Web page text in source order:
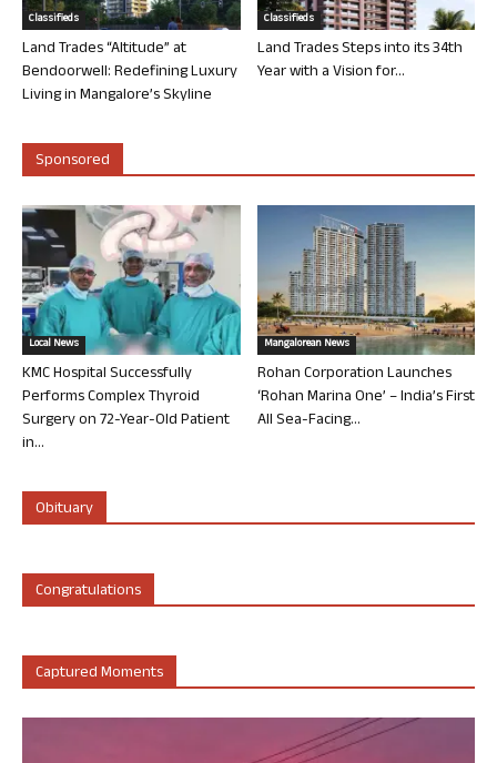
Classifieds
Land Trades “Altitude” at
Bendoorwell: Redefining Luxury
Living in Mangalore’s Skyline
Classifieds
Land Trades Steps into its 34th
Year with a Vision for...
Sponsored
Local News
KMC Hospital Successfully
Performs Complex Thyroid
Surgery on 72-Year-Old Patient
in...
Mangalorean News
Rohan Corporation Launches
‘Rohan Marina One’ – India’s First
All Sea-Facing...
Obituary
Congratulations
Captured Moments